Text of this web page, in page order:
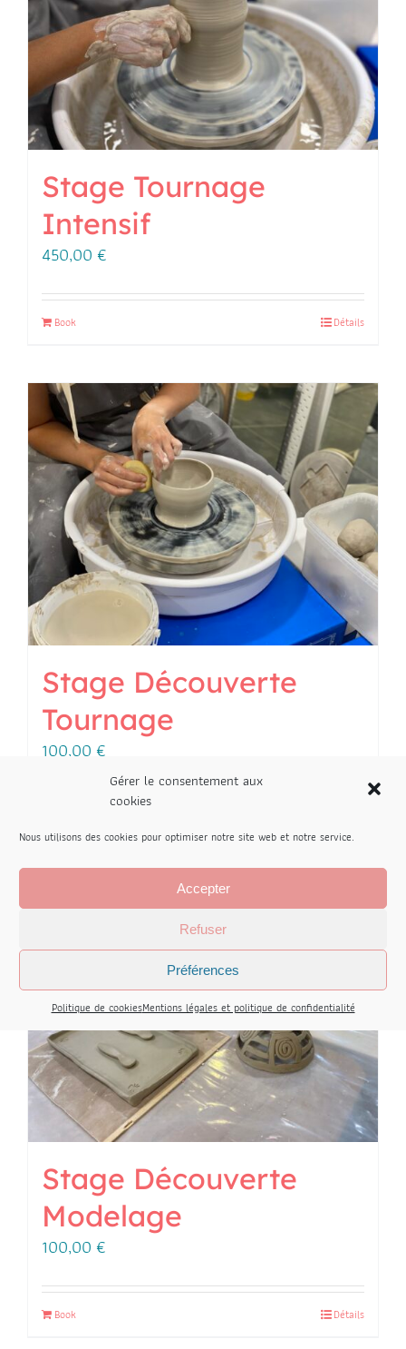
Gérer le consentement aux
cookies
Nous utilisons des cookies pour optimiser notre site web et notre service.
Accepter
Refuser
Préférences
Politique de cookiesMentions légales et politique de confidentialité
Stage Tournage
Intensif
450,00 €
Book Détails
Stage Découverte
Tournage
100,00 €
Stage Découverte
Modelage
100,00 €
Book Détails